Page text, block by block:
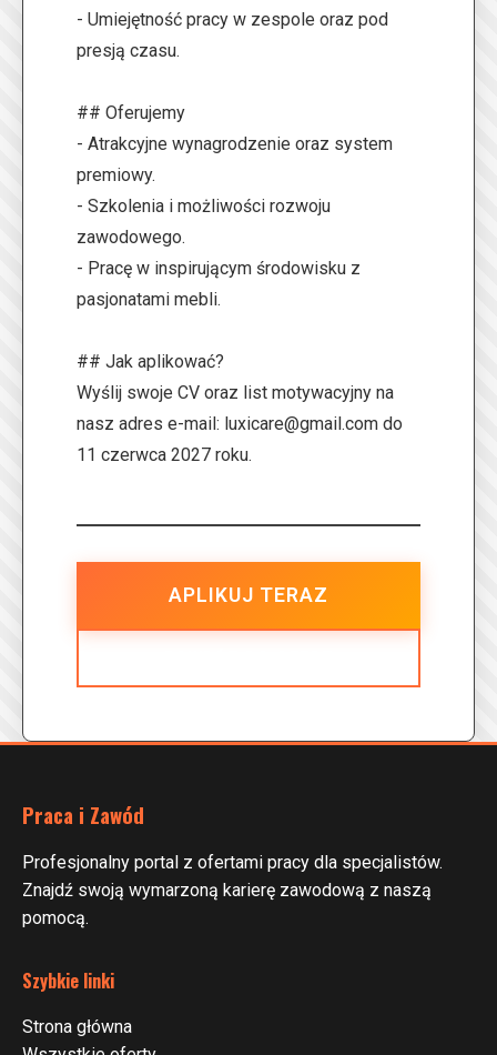
- Umiejętność pracy w zespole oraz pod
presją czasu.
## Oferujemy
- Atrakcyjne wynagrodzenie oraz system
premiowy.
- Szkolenia i możliwości rozwoju
zawodowego.
- Pracę w inspirującym środowisku z
pasjonatami mebli.
## Jak aplikować?
Wyślij swoje CV oraz list motywacyjny na
nasz adres e-mail: luxicare@gmail.com do
11 czerwca 2027 roku.
APLIKUJ TERAZ
Praca i Zawód
Profesjonalny portal z ofertami pracy dla specjalistów.
Znajdź swoją wymarzoną karierę zawodową z naszą
pomocą.
Szybkie linki
Strona główna